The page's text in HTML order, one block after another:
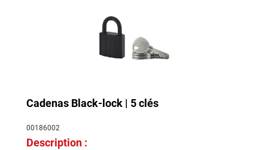
Cadenas Black-lock | 5 clés
00186002
Description :